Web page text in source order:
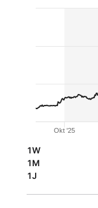
Okt '25
1W
1M
1J